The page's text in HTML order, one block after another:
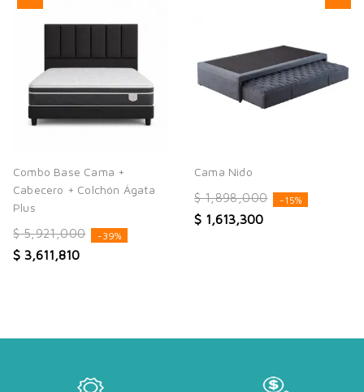
Combo Base Cama +
Cabecero + Colchón Ágata
Plus
$ 5,921,000
-39%
$ 3,611,810
Cama Nido
$ 1,898,000
-15%
$ 1,613,300